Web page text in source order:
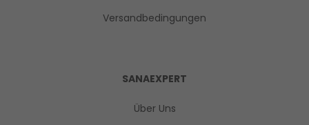
Versandbedingungen
SANAEXPERT
Über Uns